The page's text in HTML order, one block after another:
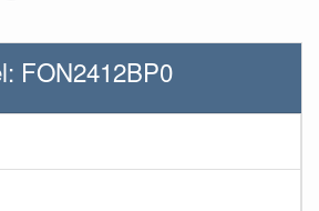
FON2412BP0